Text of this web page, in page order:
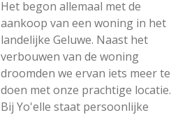
Het begon allemaal met de
aankoop van een woning in het
landelijke Geluwe. Naast het
verbouwen van de woning
droomden we ervan iets meer te
doen met onze prachtige locatie.
Bij Yo'elle staat persoonlijke